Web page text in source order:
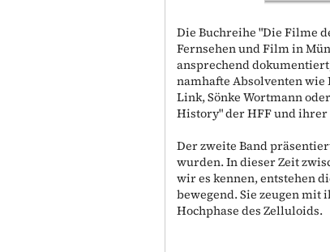
Die Buchreihe "Die Filme
Fernsehen und Film in
ansprechend
namhafte Absolventen
Link, Sönke Wortmann
History" der HFF und
Der zweite Band
wurden. In dieser Zeit
wir es kennen, entstehen
bewegend. Sie zeugen mit
Hochphase des Zelluloids.